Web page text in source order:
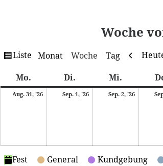
Woche
Ansicht
Liste Monat Woche Tag Zurück
Mo. Di.DienstagMi. Mittwoch
Aug. 31, '2631.
Sep. 1, '261.
Sep. 2, '262.
Kategorien
Fest General Kundgebung